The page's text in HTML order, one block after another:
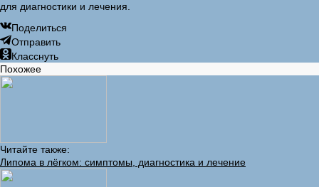
для диагностики и лечения.
Поделиться
Отправить
Класснуть
Похожее
Читайте также:
Липома в лёгком: симптомы, диагностика и лечение